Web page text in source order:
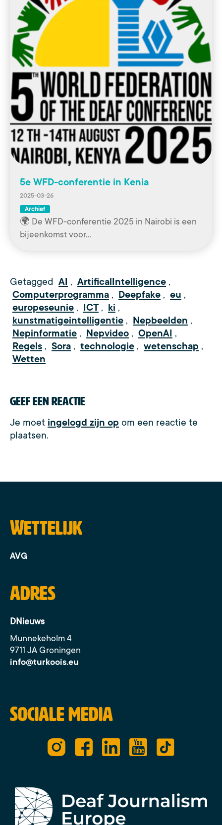
5e WFD-conferentie in Kenia
2025-03-26
Archief
🌍 De WFD-conferentie 2025 in Nairobi is een
bijeenkomst voor…
Getagged AI , ArtificalIntelligence ,
Computerprogramma , Deepfake , eu ,
europeseunie , ICT , ki ,
kunstmatigeintelligentie , Nepbeelden ,
Nepinformatie , Nepvideo , OpenAI ,
Regels , Sora , technologie , wetenschap ,
Wetten
Geef een reactie
Je moet ingelogd zijn op om een reactie te
plaatsen.
Wettelijk
AVG
Adres
DNieuws
Munnekeholm 4
9711 JA Groningen
info@turkoois.eu
Sociale media